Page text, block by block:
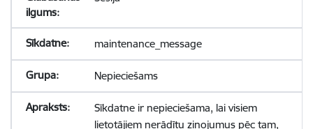
maintenance_message
Nepieciešams
Sīkdatne ir nepieciešama, lai visiem
lietotājiem nerādītu ziņojumus pēc tam,